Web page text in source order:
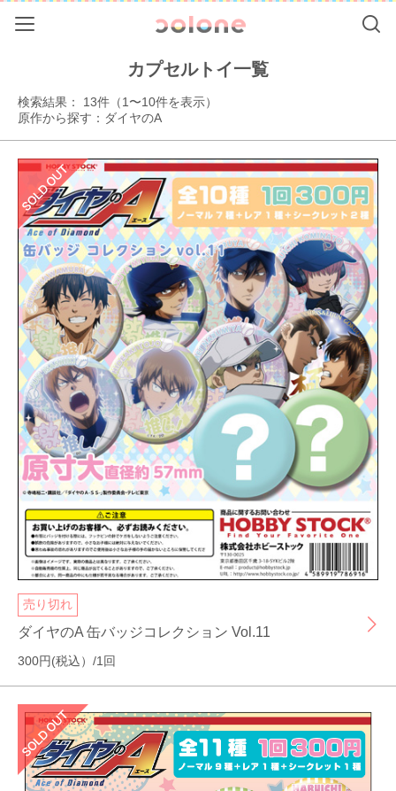
colone（
カプセルトイ一覧
検索結果： 13件（1〜10件を表示）
原作から探す：ダイヤのA
売り切れ
ダイヤのA 缶バッジコレクション Vol.11
300円(税込）/1回